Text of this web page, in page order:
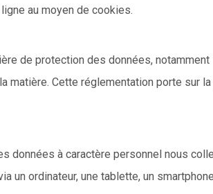
au moyen de cookies.
de protection des données,
matière. Cette réglementation porte sur
données à caractère personnel nous
un ordinateur, une tablette, un